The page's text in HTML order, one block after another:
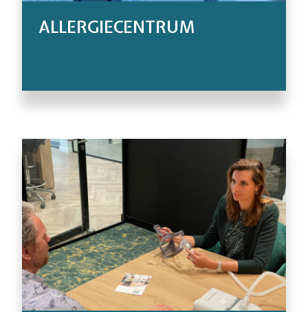
ALLERGIECENTRUM